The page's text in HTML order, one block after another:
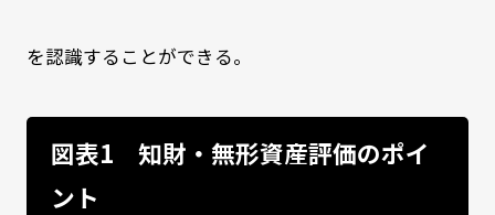
を認識することができる。
図表1 知財・無形資産評価のポイ
ント